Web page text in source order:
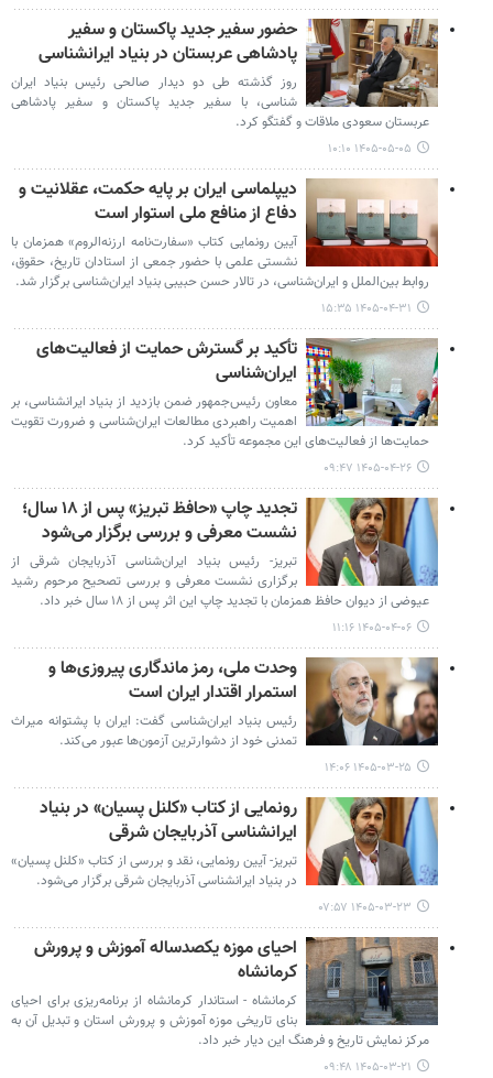
حضور سفیر جدید پاکستان و سفیر
پادشاهی عربستان در بنیاد ایرانشناسی
روز گذشته طی دو دیدار صالحی رئیس بنیاد ایران
شناسی، با سفیر جدید پاکستان و سفیر پادشاهی
عربستان سعودی ملاقات و گفتگو کرد.
۱۴۰۵-۰۵-۰۵ ۱۰:۱۰
دیپلماسی ایران بر پایه حکمت، عقلانیت و
دفاع از منافع ملی استوار است
آیین رونمایی کتاب «سفارت‌نامه ارزنه‌الروم» همزمان با
نشستی علمی با حضور جمعی از استادان تاریخ، حقوق،
روابط بین‌الملل و ایران‌شناسی، در تالار حسن حبیبی بنیاد ایران‌شناسی برگزار شد.
۱۴۰۵-۰۴-۳۱ ۱۵:۳۵
تأکید بر گسترش حمایت از فعالیت‌های
ایران‌شناسی
معاون رئیس‌جمهور ضمن بازدید از بنیاد ایرانشناسی، بر
اهمیت راهبردی مطالعات ایران‌شناسی و ضرورت تقویت
حمایت‌ها از فعالیت‌های این مجموعه تأکید کرد.
۱۴۰۵-۰۴-۲۶ ۰۹:۴۷
تجدید چاپ «حافظ تبریز» پس از ۱۸ سال؛
نشست معرفی و بررسی برگزار می‌شود
تبریز- رئیس بنیاد ایران‌شناسی آذربایجان شرقی از
برگزاری نشست معرفی و بررسی تصحیح مرحوم رشید
عیوضی از دیوان حافظ همزمان با تجدید چاپ این اثر پس از ۱۸ سال خبر داد.
۱۴۰۵-۰۴-۰۶ ۱۱:۱۶
وحدت ملی، رمز ماندگاری پیروزی‌ها و
استمرار اقتدار ایران است
رئیس بنیاد ایران‌شناسی گفت: ایران با پشتوانه میراث
تمدنی خود از دشوارترین آزمون‌ها عبور می‌کند.
۱۴۰۵-۰۳-۲۵ ۱۴:۰۶
رونمایی از کتاب «کلنل پسیان» در بنیاد
ایرانشناسی آذربایجان شرقی
تبریز- آیین رونمایی، نقد و بررسی از کتاب «کلنل پسیان»
در بنیاد ایرانشناسی آذربایجان شرقی برگزار می‌شود.
۱۴۰۵-۰۳-۲۳ ۰۷:۵۷
احیای موزه یکصدساله آموزش و پرورش
کرمانشاه
کرمانشاه - استاندار کرمانشاه از برنامه‌ریزی برای احیای
بنای تاریخی موزه آموزش و پرورش استان و تبدیل آن به
مرکز نمایش تاریخ و فرهنگ این دیار خبر داد.
۱۴۰۵-۰۳-۲۱ ۰۹:۴۸